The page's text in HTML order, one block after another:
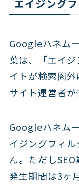
エイジング
Googleハネム
葉は、「エイ
イトが検索圏
サイト運営者が
Googleハネム
イジングフィ
ん。ただしSEO
発生期間は3ヶ